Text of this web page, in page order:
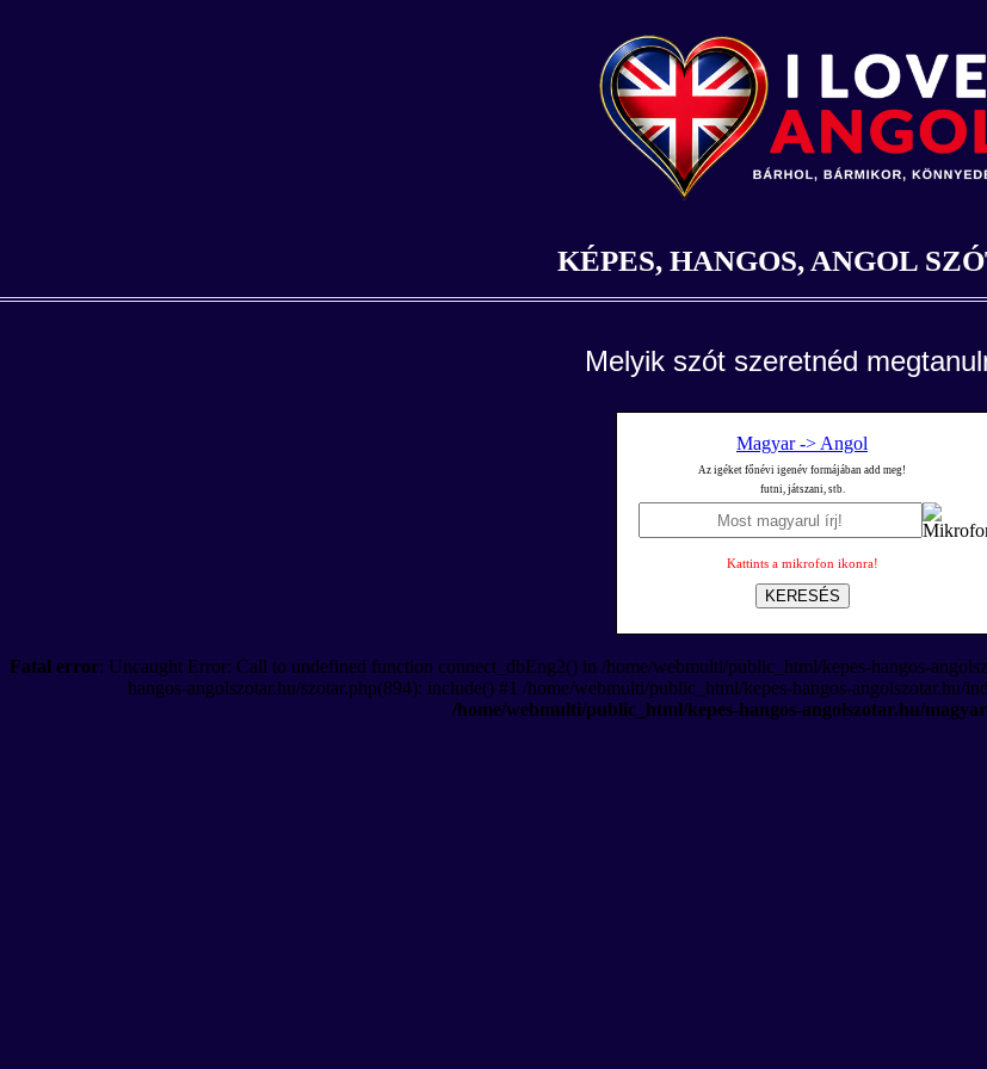
KÉPES, HANGOS, ANGOL
Melyik szót szeretnéd
Magyar -> Angol
Az igéket főnévi igenév formájában add meg!
futni, játszani, stb.
Kattints a mikrofon ikonra!
KERESÉS
Fatal error: Uncaught Error: Call to undefined function connect_dbEng2() in /home/webmulti/public_html/kepes-hangos-
hangos-angolszotar.hu/szotar.php(894): include() #1 /home/webmulti/public_html/kepes-hangos-
/home/webmulti/public_html/kepes-hangos-angolszotar.hu/